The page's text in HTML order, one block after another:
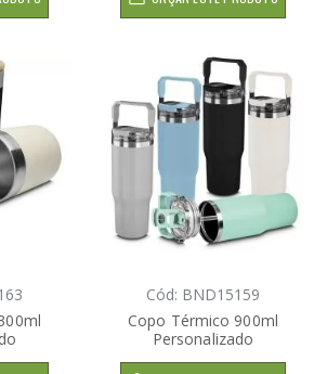
Cód: BND15159
Copo Térmico 900ml
Personalizado